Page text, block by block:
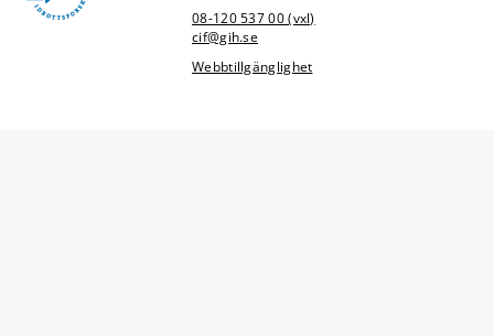
08-120 537 00 (vxl)
cif@gih.se
Webbtillgänglighet